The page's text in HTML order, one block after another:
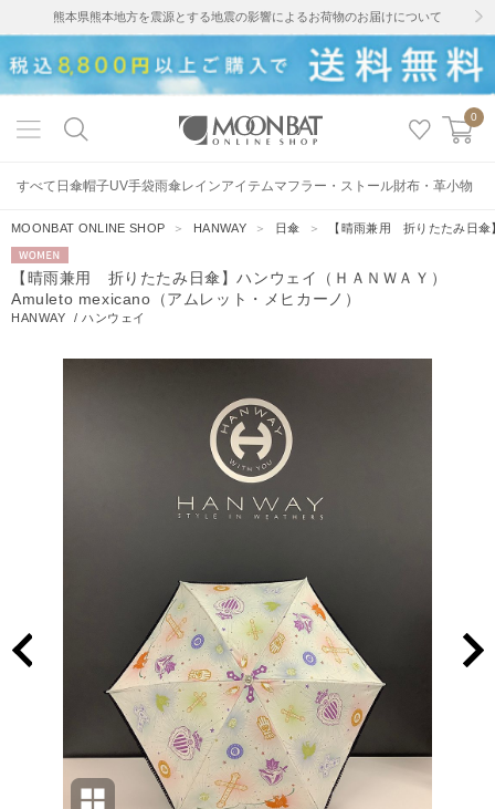
熊本県熊本地方を震源とする地震の影響によるお荷物のお届けについて
0
すべて 日傘帽子UV手袋雨傘レインアイテムマフラー・ストール財布・革小物
MOONBAT ONLINE SHOP ＞ HANWAY ＞ 日傘 ＞ 【晴雨兼用 折りたたみ日
WOMEN
【晴雨兼用 折りたたみ日傘】ハンウェイ（ＨＡＮＷＡＹ）
Amuleto mexicano（アムレット・メヒカーノ）
HANWAY /ハンウェイ